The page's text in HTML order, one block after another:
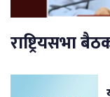
राष्ट्रियसभा